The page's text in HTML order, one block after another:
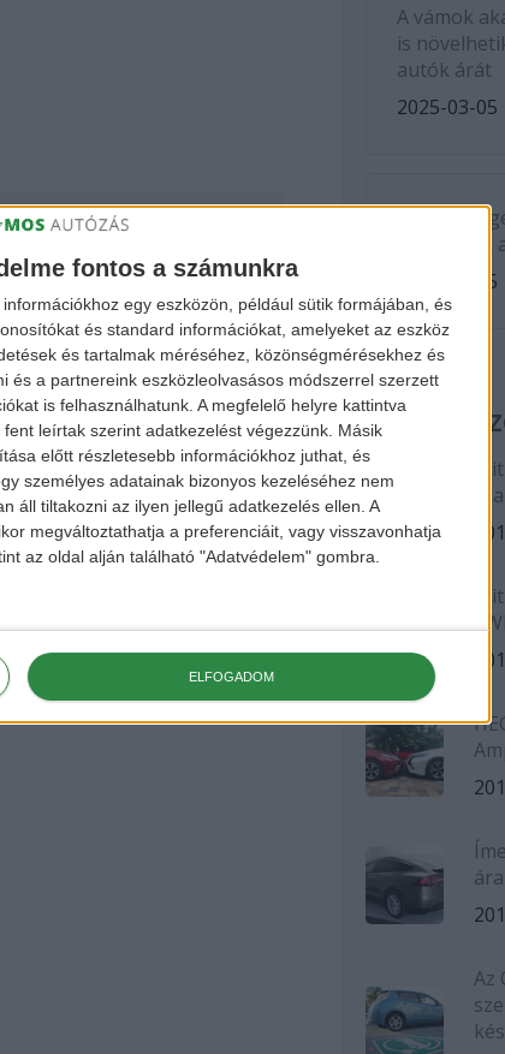
fontos a számunkra
egy eszközön, például sütik formájában, és
és standard információkat, amelyeket az eszköz
és tartalmak méréséhez, közönségmérésekhez és
és a partnereink eszközleolvasásos módszerrel szerzett
is felhasználhatunk. A megfelelő helyre kattintva
leírtak szerint adatkezelést végezzünk. Másik
előtt részletesebb információkhoz juthat, és
személyes adatainak bizonyos kezeléséhez nem
áll tiltakozni az ilyen jellegű adatkezelés ellen. A
megváltoztathatja a preferenciáit, vagy visszavonhatja
az oldal alján található "Adatvédelem" gombra.
ELFOGADOM
A vámok
is
autók árát
2025-03-05
A
kedveznek
2025-03-05
Az